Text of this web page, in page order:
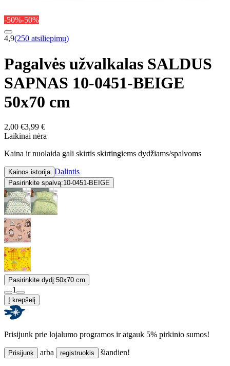
-50%-50%
4,9(250 atsiliepimų)
Pagalvės užvalkalas SALDUS
SAPNAS 10-0451-BEIGE
50x70 cm
2,00 €3,99 €
Laikinai nėra
Kaina ir nuolaida gali skirtis skirtingiems dydžiams/spalvoms
Kainos istorija Dalintis
Pasirinkite spalvą:10-0451-BEIGE
Pasirinkite dydį:50x70 cm
1
Į krepšelį
Prisijunk prie lojalumo programos ir atgauk 5% pirkinio sumos!
Prisijunk arba registruokis šiandien!